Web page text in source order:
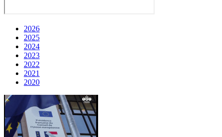
2026
2025
2024
2023
2022
2021
2020